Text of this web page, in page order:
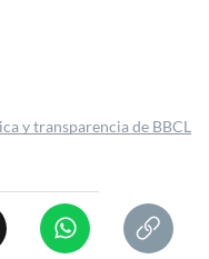
y transparencia de BBCL